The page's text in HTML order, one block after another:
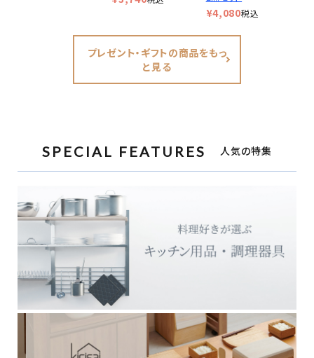
¥4,080税込
プレゼント・ギフトの商品をもっ
と見る
SPECIAL FEATURES 人気の特集